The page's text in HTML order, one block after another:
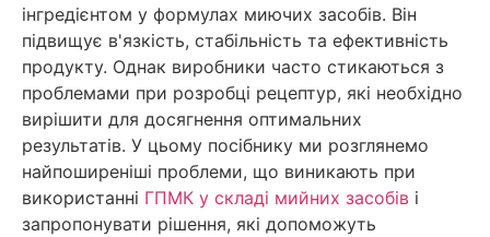
інгредієнтом у формулах миючих засобів. Він
підвищує в'язкість, стабільність та ефективність
продукту. Однак виробники часто стикаються з
проблемами при розробці рецептур, які необхідно
вирішити для досягнення оптимальних
результатів. У цьому посібнику ми розглянемо
найпоширеніші проблеми, що виникають при
використанні ГПМК у складі мийних засобів і
запропонувати рішення, які допоможуть